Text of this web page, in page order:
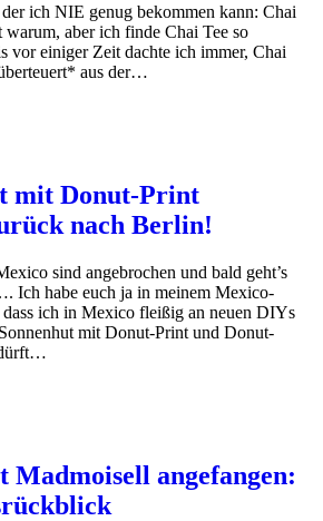
ich NIE genug bekommen kann: Chai
aber ich finde Chai Tee so
vor einiger Zeit dachte ich immer, Chai
aus der…
mit Donut-Print
nach Berlin!
sind angebrochen und bald geht’s
Ich habe euch ja in meinem Mexico-
ich in Mexico fleißig an neuen DIYs
mit Donut-Print und Donut-
Madmoisell angefangen: